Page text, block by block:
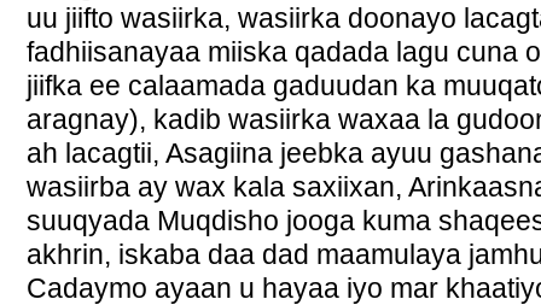
uu jiifto wasiirka, wasiirka doonayo
fadhiisanayaa miiska qadada lagu cuna
jiifka ee calaamada gaduudan ka
aragnay), kadib wasiirka waxaa la
ah lacagtii, Asagiina jeebka ayuu
wasiirba ay wax kala saxiixan,
suuqyada Muqdisho jooga kuma
akhrin, iskaba daa dad maamulaya
Cadaymo ayaan u hayaa iyo mar